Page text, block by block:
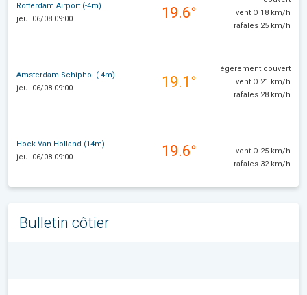
Rotterdam Airport (-4m)
jeu. 06/08 09:00
19.6°
vent O 18 km/h
rafales 25 km/h
Amsterdam-Schiphol (-4m)
jeu. 06/08 09:00
19.1°
légèrement couvert
vent O 21 km/h
rafales 28 km/h
Hoek Van Holland (14m)
jeu. 06/08 09:00
19.6°
-
vent O 25 km/h
rafales 32 km/h
Bulletin côtier